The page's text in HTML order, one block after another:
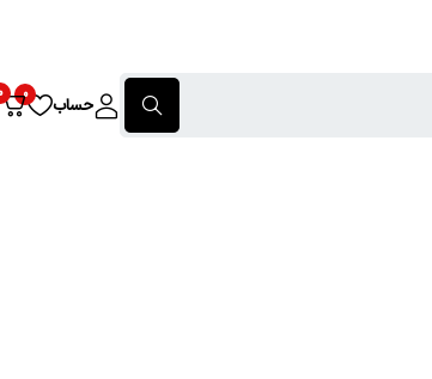
حساب 0
0